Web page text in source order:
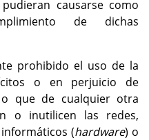
causarse como
de dichas
prohibido el uso de la
o en perjuicio de
o que de cualquier otra
o inutilicen las redes,
(hardware) o